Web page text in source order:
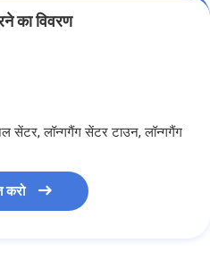
का विवरण
सेंटर, लॉन्गगैंग सेंटर टाउन, लॉन्गगैंग
करो